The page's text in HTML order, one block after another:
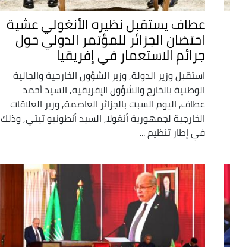
عطاف يستقبل نظيره الأنغولي عشية
احتضان الجزائر للمؤتمر الدولي حول
جرائم الاستعمار في إفريقيا
استقبل وزير الدولة, وزير الشؤون الخارجية والجالية
الوطنية بالخارج والشؤون الإفريقية, السيد أحمد
عطاف, اليوم السبت بالجزائر العاصمة, وزير العلاقات
الخارجية لجمهورية أنغولا, السيد أنطونيو تيتي, وذلك
في إطار تنظيم ...